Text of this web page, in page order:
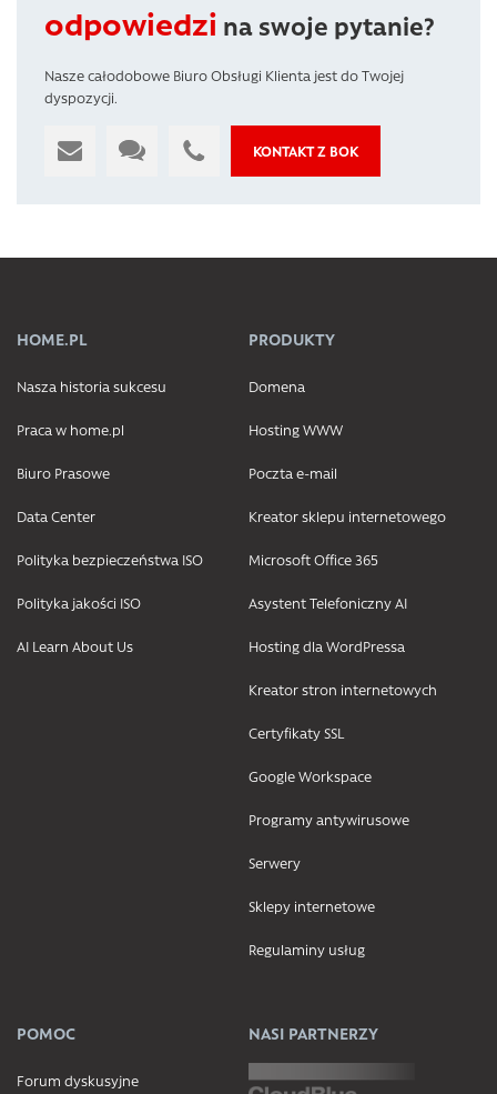
odpowiedzi na swoje pytanie?
Nasze całodobowe Biuro Obsługi Klienta jest do Twojej
dyspozycji.
KONTAKT Z BOK
HOME.PL
Nasza historia sukcesu
Praca w home.pl
Biuro Prasowe
Data Center
Polityka bezpieczeństwa ISO
Polityka jakości ISO
AI Learn About Us
PRODUKTY
Domena
Hosting WWW
Poczta e-mail
Kreator sklepu internetowego
Microsoft Office 365
Asystent Telefoniczny AI
Hosting dla WordPressa
Kreator stron internetowych
Certyfikaty SSL
Google Workspace
Programy antywirusowe
Serwery
Sklepy internetowe
Regulaminy usług
POMOC
Forum dyskusyjne
NASI PARTNERZY